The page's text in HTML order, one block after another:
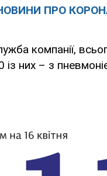
ПРО
компанії,
із них – з